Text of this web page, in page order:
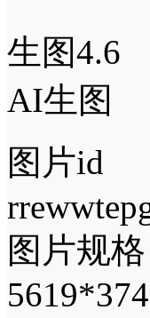
生图4.6
AI生图
图片id
图片规格